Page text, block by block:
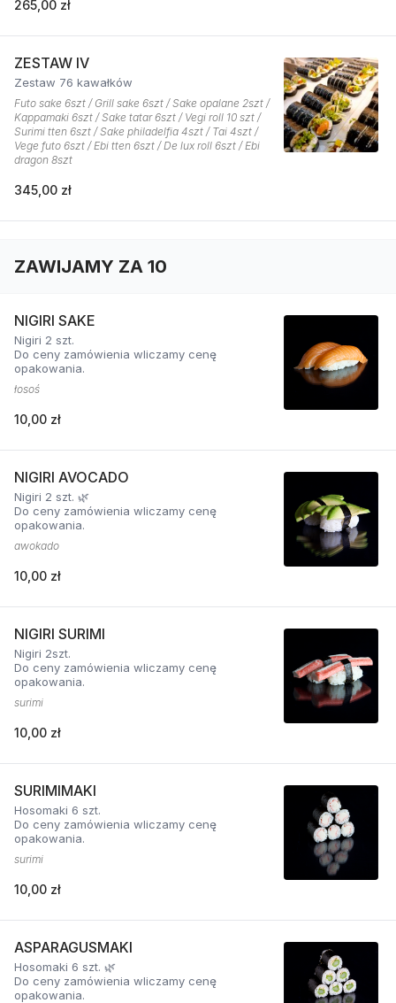
265,00 zł
ZESTAW IV
Zestaw 76 kawałków
Futo sake 6szt / Grill sake 6szt / Sake opalane 2szt /
Kappamaki 6szt / Sake tatar 6szt / Vegi roll 10 szt /
Surimi tten 6szt / Sake philadelfia 4szt / Tai 4szt /
Vege futo 6szt / Ebi tten 6szt / De lux roll 6szt / Ebi
dragon 8szt
345,00 zł
ZAWIJAMY ZA 10
NIGIRI SAKE
Nigiri 2 szt.
Do ceny zamówienia wliczamy cenę
opakowania.
łosoś
10,00 zł
NIGIRI AVOCADO
Nigiri 2 szt. 🌿
Do ceny zamówienia wliczamy cenę
opakowania.
awokado
10,00 zł
NIGIRI SURIMI
Nigiri 2szt.
Do ceny zamówienia wliczamy cenę
opakowania.
surimi
10,00 zł
SURIMIMAKI
Hosomaki 6 szt.
Do ceny zamówienia wliczamy cenę
opakowania.
surimi
10,00 zł
ASPARAGUSMAKI
Hosomaki 6 szt. 🌿
Do ceny zamówienia wliczamy cenę
opakowania.